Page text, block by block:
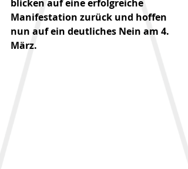
blicken auf eine erfolgreiche
Manifestation zurück und hoffen
nun auf ein deutliches Nein am 4.
März.